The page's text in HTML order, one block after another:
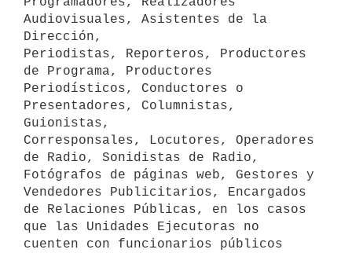
Audiovisuales, Asistentes de la
Dirección,
Periodistas, Reporteros, Productores
de Programa, Productores
Periodísticos, Conductores o
Presentadores, Columnistas,
Guionistas,
Corresponsales, Locutores, Operadores
de Radio, Sonidistas de Radio,
Fotógrafos de páginas web, Gestores y
Vendedores Publicitarios, Encargados
de Relaciones Públicas, en los casos
que las Unidades Ejecutoras no
cuenten con funcionarios públicos